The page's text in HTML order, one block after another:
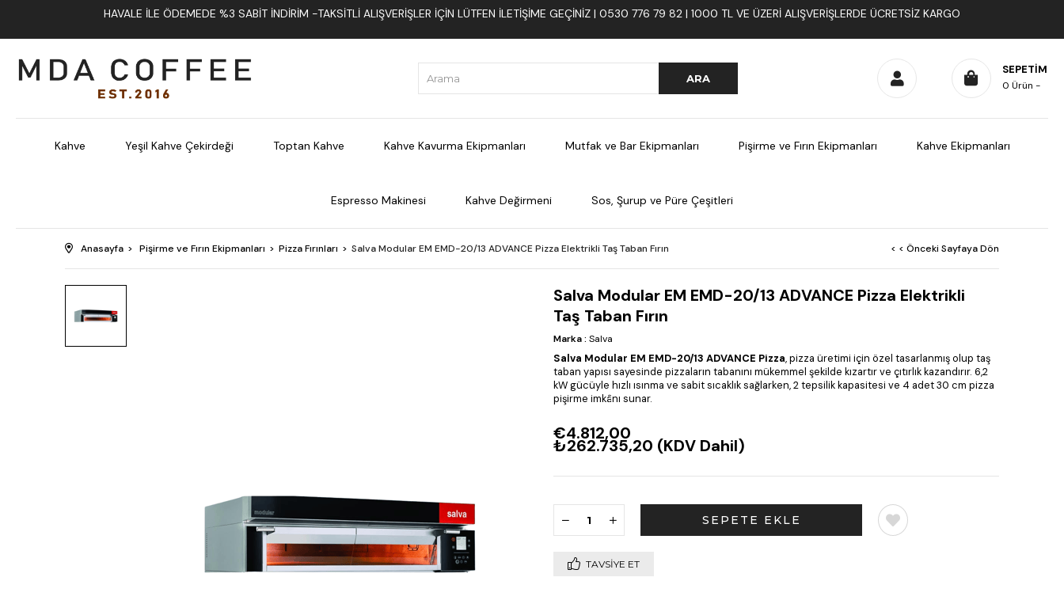
HAVALE İLE ÖDEMEDE %3 SABIT İNDIRIM -TAKSITLI ALIŞVERIŞLER İÇIN LÜTFEN ILETIŞIME GEÇINIZ | 0530 776 79 82 | 1000 TL VE ÜZERI ALIŞVERIŞLERDE ÜCRETSIZ KARGO
SEPETIM
0 Ürün
Kahve Yeşil Kahve Çekirdeği Toptan Kahve Kahve Kavurma Ekipmanları Mutfak ve Bar Ekipmanları Pişirme ve Fırın Ekipmanları Kahve Ekipmanları
Espresso Makinesi Kahve Değirmeni Sos, Şurup ve Püre Çeşitleri
Anasayfa Pişirme ve Fırın Ekipmanları Pizza Fırınları Salva Modular EM EMD-20/13 ADVANCE Pizza Elektrikli Taş Taban Fırın < < Önceki Sayfaya Dön
Salva Modular EM EMD-20/13 ADVANCE Pizza Elektrikli
Taş Taban Fırın
Marka: Salva
Salva Modular EM EMD-20/13 ADVANCE Pizza, pizza üretimi için özel tasarlanmış olup taş
taban yapısı sayesinde pizzaların tabanını mükemmel şekilde kızartır ve çıtırlık kazandırır. 6,2
kW gücüyle hızlı ısınma ve sabit sıcaklık sağlarken, 2 tepsilik kapasitesi ve 4 adet 30 cm pizza
pişirme imkânı sunar.
€4.812,00
₺262.735,20 (KDV Dahil)
TAVSIYE ET